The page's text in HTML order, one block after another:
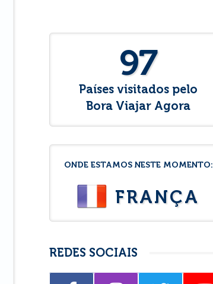
97
Países visitados pelo
Bora Viajar Agora
ONDE ESTAMOS NESTE MOMENTO:
FRANÇA
REDES SOCIAIS